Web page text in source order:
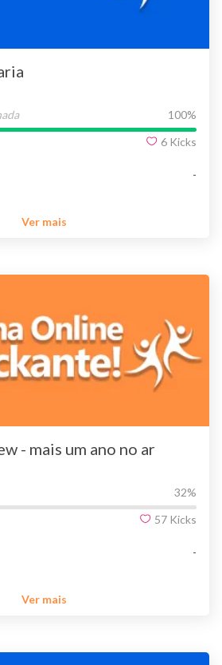
100%
6 Kicks
-
Ver mais
- mais um ano no ar
32%
57 Kicks
-
Ver mais